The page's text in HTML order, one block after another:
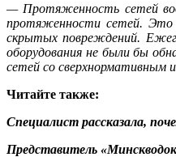
— Протяженность сетей
протяженности сетей. Это
скрытых повреждений.
оборудования не были бы
сетей со сверхнормативным
Читайте также:
Специалист рассказала,
Представитель